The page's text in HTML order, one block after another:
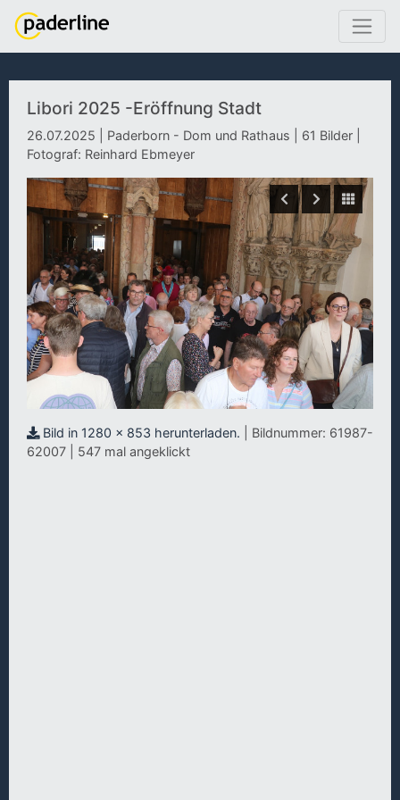
Libori 2025 -Eröffnung Stadt
26.07.2025 | Paderborn - Dom und Rathaus | 61 Bilder |
Fotograf: Reinhard Ebmeyer
Bild in 1280 x 853 herunterladen.
| Bildnummer: 61987-
62007 | 547 mal angeklickt